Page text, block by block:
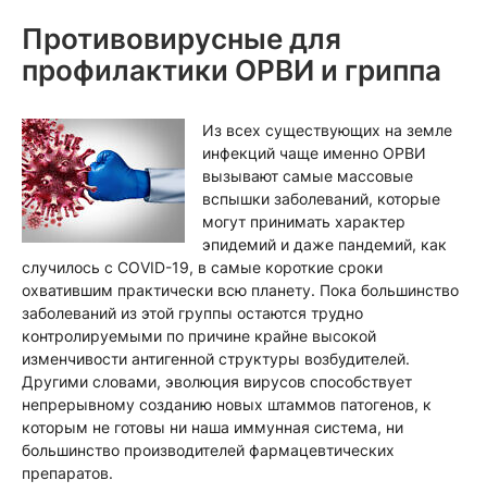
Противовирусные для
профилактики ОРВИ и гриппа
Из всех существующих на земле
инфекций чаще именно ОРВИ
вызывают самые массовые
вспышки заболеваний, которые
могут принимать характер
эпидемий и даже пандемий, как
случилось с COVID-19, в самые короткие сроки
охватившим практически всю планету. Пока большинство
заболеваний из этой группы остаются трудно
контролируемыми по причине крайне высокой
изменчивости антигенной структуры возбудителей.
Другими словами, эволюция вирусов способствует
непрерывному созданию новых штаммов патогенов, к
которым не готовы ни наша иммунная система, ни
большинство производителей фармацевтических
препаратов.